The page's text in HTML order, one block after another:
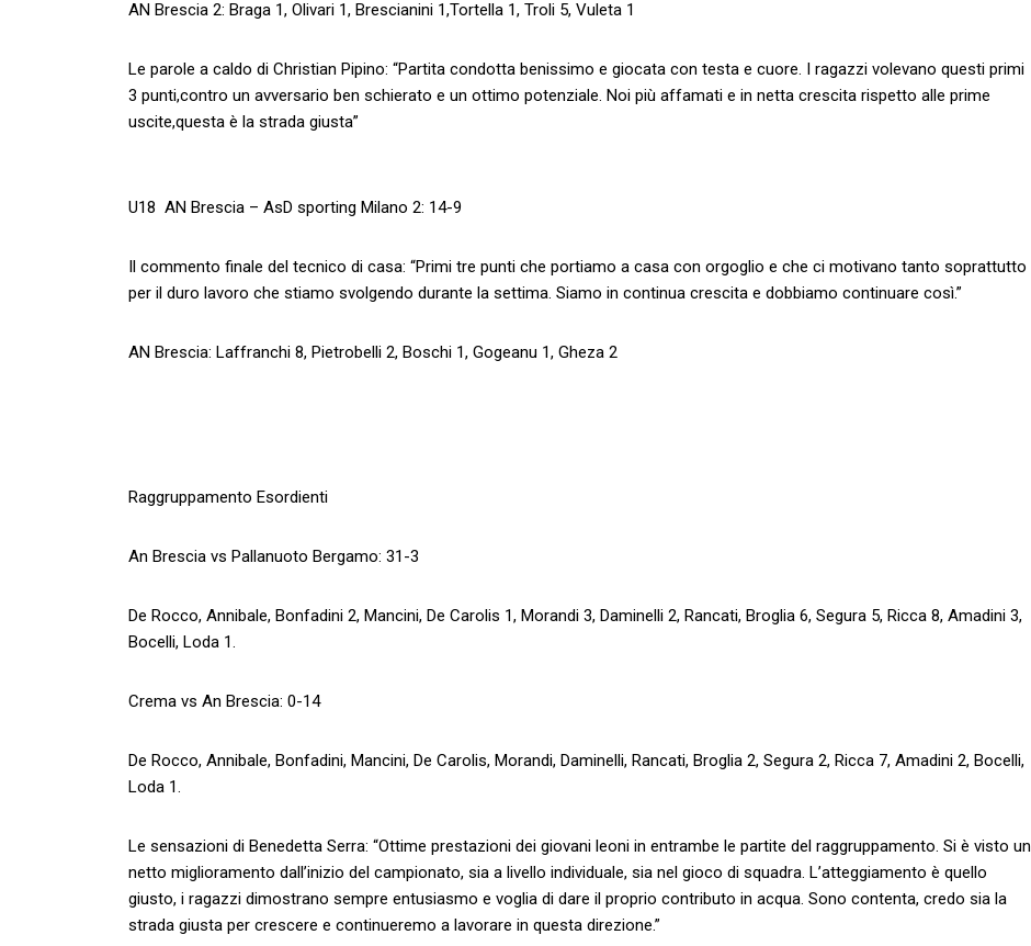
AN Brescia 2: Braga 1, Olivari 1, Brescianini 1,Tortella 1, Troli 5, Vuleta 1
Le parole a caldo di Christian Pipino: “Partita condotta benissimo e giocata con testa e cuore. I ragazzi volevano questi primi
3 punti,contro un avversario ben schierato e un ottimo potenziale. Noi più affamati e in netta crescita rispetto alle prime
uscite,questa è la strada giusta”
U18 AN Brescia – AsD sporting Milano 2: 14-9
Il commento finale del tecnico di casa: “Primi tre punti che portiamo a casa con orgoglio e che ci motivano tanto soprattutto
per il duro lavoro che stiamo svolgendo durante la settima. Siamo in continua crescita e dobbiamo continuare così.”
AN Brescia: Laffranchi 8, Pietrobelli 2, Boschi 1, Gogeanu 1, Gheza 2
Raggruppamento Esordienti
An Brescia vs Pallanuoto Bergamo: 31-3
De Rocco, Annibale, Bonfadini 2, Mancini, De Carolis 1, Morandi 3, Daminelli 2, Rancati, Broglia 6, Segura 5, Ricca 8, Amadini 3,
Bocelli, Loda 1.
Crema vs An Brescia: 0-14
De Rocco, Annibale, Bonfadini, Mancini, De Carolis, Morandi, Daminelli, Rancati, Broglia 2, Segura 2, Ricca 7, Amadini 2, Bocelli,
Loda 1.
Le sensazioni di Benedetta Serra: “Ottime prestazioni dei giovani leoni in entrambe le partite del raggruppamento. Si è visto un
netto miglioramento dall’inizio del campionato, sia a livello individuale, sia nel gioco di squadra. L’atteggiamento è quello
giusto, i ragazzi dimostrano sempre entusiasmo e voglia di dare il proprio contributo in acqua. Sono contenta, credo sia la
strada giusta per crescere e continueremo a lavorare in questa direzione.”